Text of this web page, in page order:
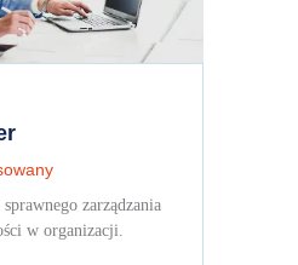
zarządzania
w organizacji.